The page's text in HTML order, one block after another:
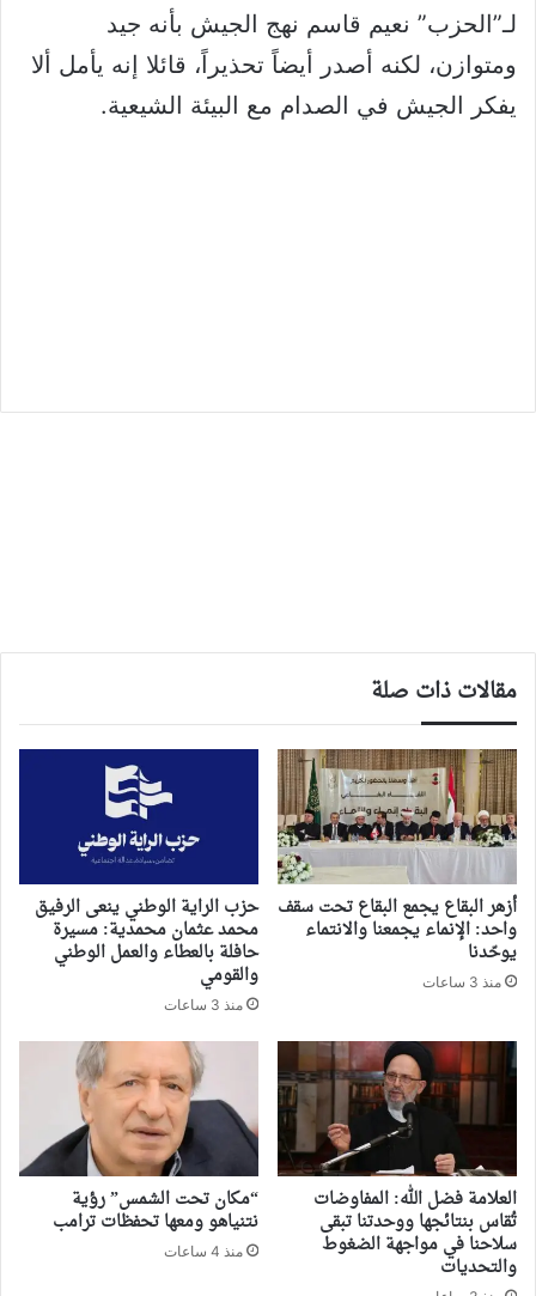
لـ”الحزب” نعيم قاسم نهج الجيش بأنه جيد
ومتوازن، لكنه أصدر أيضاً تحذيراً، قائلا إنه يأمل ألا
يفكر الجيش في الصدام مع البيئة الشيعية.
مقالات ذات صلة
أزهر البقاع يجمع البقاع تحت سقف
واحد: الإنماء يجمعنا والانتماء
يوحّدنا
منذ 3 ساعات
حزب الراية الوطني ينعى الرفيق
محمد عثمان محمدية: مسيرة
حافلة بالعطاء والعمل الوطني
والقومي
منذ 3 ساعات
العلامة فضل الله: المفاوضات
تُقاس بنتائجها ووحدتنا تبقى
سلاحنا في مواجهة الضغوط
والتحديات
“مكان تحت الشمس” رؤية
نتنياهو ومعها تحفظات ترامب
منذ 4 ساعات